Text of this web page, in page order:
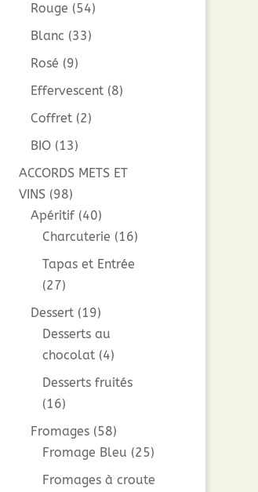
Rouge (54)
Blanc (33)
Rosé (9)
Effervescent (8)
Coffret (2)
BIO (13)
ACCORDS METS ET
VINS (98)
Apéritif (40)
Charcuterie (16)
Tapas et Entrée
(27)
Dessert (19)
Desserts au
chocolat (4)
Desserts fruités
(16)
Fromages (58)
Fromage Bleu (25)
Fromages à croute